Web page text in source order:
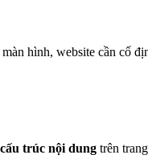
hình, website cần cố
cấu trúc nội dung trên